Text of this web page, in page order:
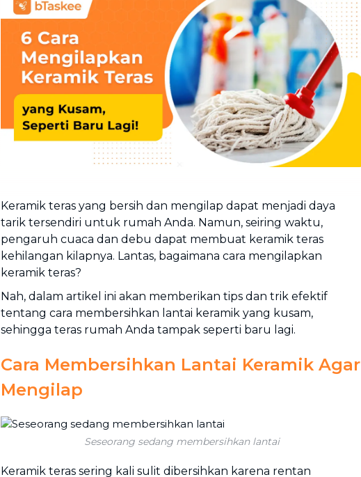
Cuci Sofa & Kasur
Layanan pembersihan sofa, kasur,
gorden, dan karpet profesional
Pindahan Rumah
Layanan pindahan dan relokasi
rumah secara menyeluruh
Keramik teras yang bersih dan mengilap dapat menjadi daya
tarik tersendiri untuk rumah Anda. Namun, seiring waktu,
pengaruh cuaca dan debu dapat membuat keramik teras
kehilangan kilapnya. Lantas, bagaimana cara mengilapkan
keramik teras?
Nah, dalam artikel ini akan memberikan tips dan trik efektif
tentang cara membersihkan lantai keramik yang kusam,
sehingga teras rumah Anda tampak seperti baru lagi.
Cara Membersihkan Lantai Keramik Agar
Mengilap
Seseorang sedang membersihkan lantai
Keramik teras sering kali sulit dibersihkan karena rentan